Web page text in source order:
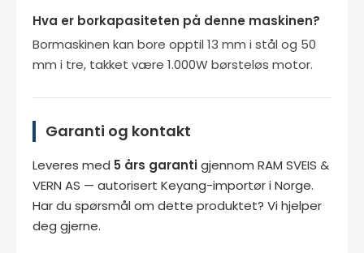
Hva er borkapasiteten på denne maskinen?
Bormaskinen kan bore opptil 13 mm i stål og 50
mm i tre, takket være 1.000W børsteløs motor.
Garanti og kontakt
Leveres med 5 års garantigjennom RAM SVEIS &
VERN AS — autorisert Keyang-importør i Norge.
Har du spørsmål om dette produktet? Vi hjelper
deg gjerne.